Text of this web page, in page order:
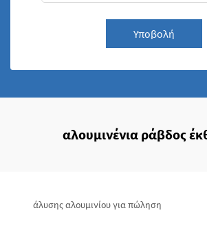
Υποβολή
αλουμινένια ράβδος
άλυσης αλουμινίου για πώληση